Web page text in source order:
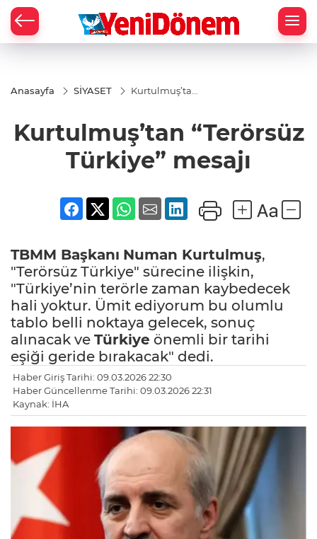
Anasayfa SİYASET
Kurtulmuş’tan
mesajı
Kurtulmuş’tan “Terörsüz
Türkiye” mesajı
TBMM Başkanı Numan Kurtulmuş,
"Terörsüz Türkiye" sürecine ilişkin,
"Türkiye’nin terörle zaman kaybedecek
hali yoktur. Ümit ediyorum bu olumlu
tablo belli noktaya gelecek, sonuç
alınacak ve Türkiye önemli bir tarihi
eşiği geride bırakacak" dedi.
Haber Giriş Tarihi: 09.03.2026 22:30
Haber Güncellenme Tarihi: 09.03.2026 22:31
Kaynak: İHA